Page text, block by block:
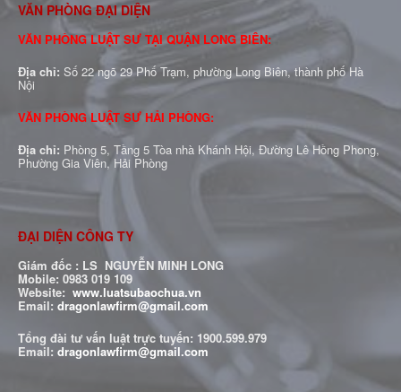
VĂN PHÒNG ĐẠI DIỆN
VĂN PHÒNG LUẬT SƯ TẠI QUẬN LONG BIÊN:
Địa chỉ: Số 22 ngõ 29 Phố Trạm, phường Long Biên, thành phố Hà
Nội
VĂN PHÒNG LUẬT SƯ HẢI PHÒNG:
Địa chỉ: Phòng 5, Tầng 5 Tòa nhà Khánh Hội, Đường Lê Hồng Phong,
Phường Gia Viên, Hải Phòng
ĐẠI DIỆN CÔNG TY
Giám đốc : LS NGUYỄN MINH LONG
Mobile: 0983 019 109
Website: www.luatsubaochua.vn
Email: dragonlawfirm@gmail.com
Tổng đài tư vấn luật trực tuyến: 1900.599.979
Email: dragonlawfirm@gmail.com